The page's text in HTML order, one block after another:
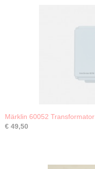
Märklin 60052
€ 49,50